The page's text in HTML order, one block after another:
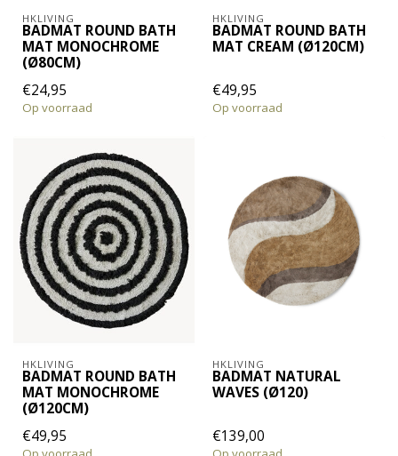
HKLIVING
BADMAT ROUND BATH
MAT MONOCHROME
(Ø80CM)
€24,95
Op voorraad
HKLIVING
BADMAT ROUND BATH
MAT CREAM (Ø120CM)
€49,95
Op voorraad
HKLIVING
BADMAT ROUND BATH
MAT MONOCHROME
(Ø120CM)
€49,95
HKLIVING
BADMAT NATURAL
WAVES (Ø120)
€139,00